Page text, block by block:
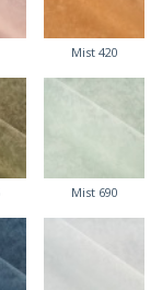
Mist 420
Mist 690